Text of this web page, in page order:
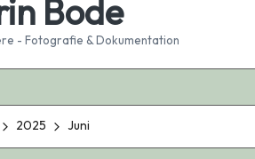
Bode
- Fotografie & Dokumentation
2025 Juni